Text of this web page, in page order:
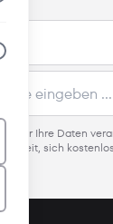
wir Ihre Daten
sich